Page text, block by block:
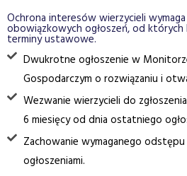
Ochrona interesów wierzycieli
obowiązkowych ogłoszeń, od których
terminy ustawowe.
Dwukrotne ogłoszenie w
Gospodarczym o rozwiązaniu i
Wezwanie wierzycieli do
6 miesięcy od dnia ostatniego
Zachowanie wymaganego
ogłoszeniami.